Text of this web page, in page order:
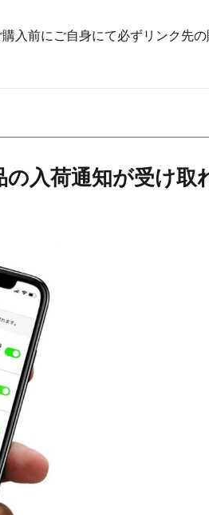
入前にご自身にて必ずリンク先の
入荷通知が受け取